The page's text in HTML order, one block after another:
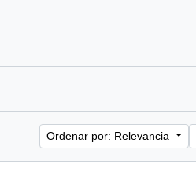
Ordenar por: Relevancia